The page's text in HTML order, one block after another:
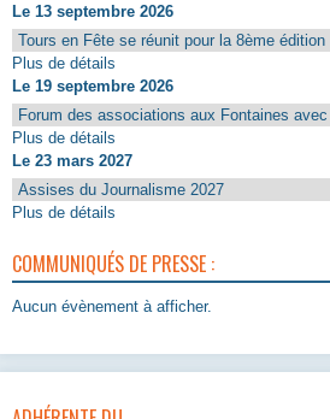
Le 13 septembre 2026
Tours en Fête se réunit pour la 8ème édition
Plus de détails
Le 19 septembre 2026
Forum des associations aux Fontaines
Plus de détails
Le 23 mars 2027
Assises du Journalisme 2027
Plus de détails
COMMUNIQUÉS DE PRESSE :
Aucun évènement à afficher.